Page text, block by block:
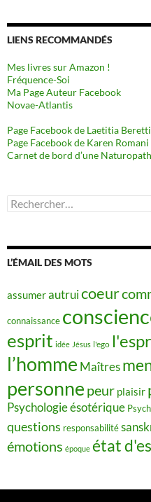
LIENS RECOMMANDÉS
Mes livres sur Amazon !
Fréquence-Soi
Ma Page Auteur Facebook
Novae-Atlantis
Page Facebook de Laetitia Beretti
Page Facebook de Karen Romani
Carnet de bord d’une
Rechercher :
L’ÉMAIL DES MOTS
assumerautruicoeur
connaissance
esprit idée Jésus l'ego
l’homme Maîtres
personne peur plaisir
Psychologie ésotérique
questions responsabilité
émotions époque état